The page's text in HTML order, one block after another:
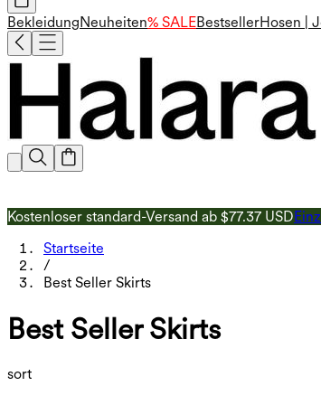
BekleidungNeuheiten% SALEBestsellerHosen |
Kostenloser standard-Versand ab $77.37 USD
Startseite
/
Best Seller Skirts
Best Seller Skirts
sort